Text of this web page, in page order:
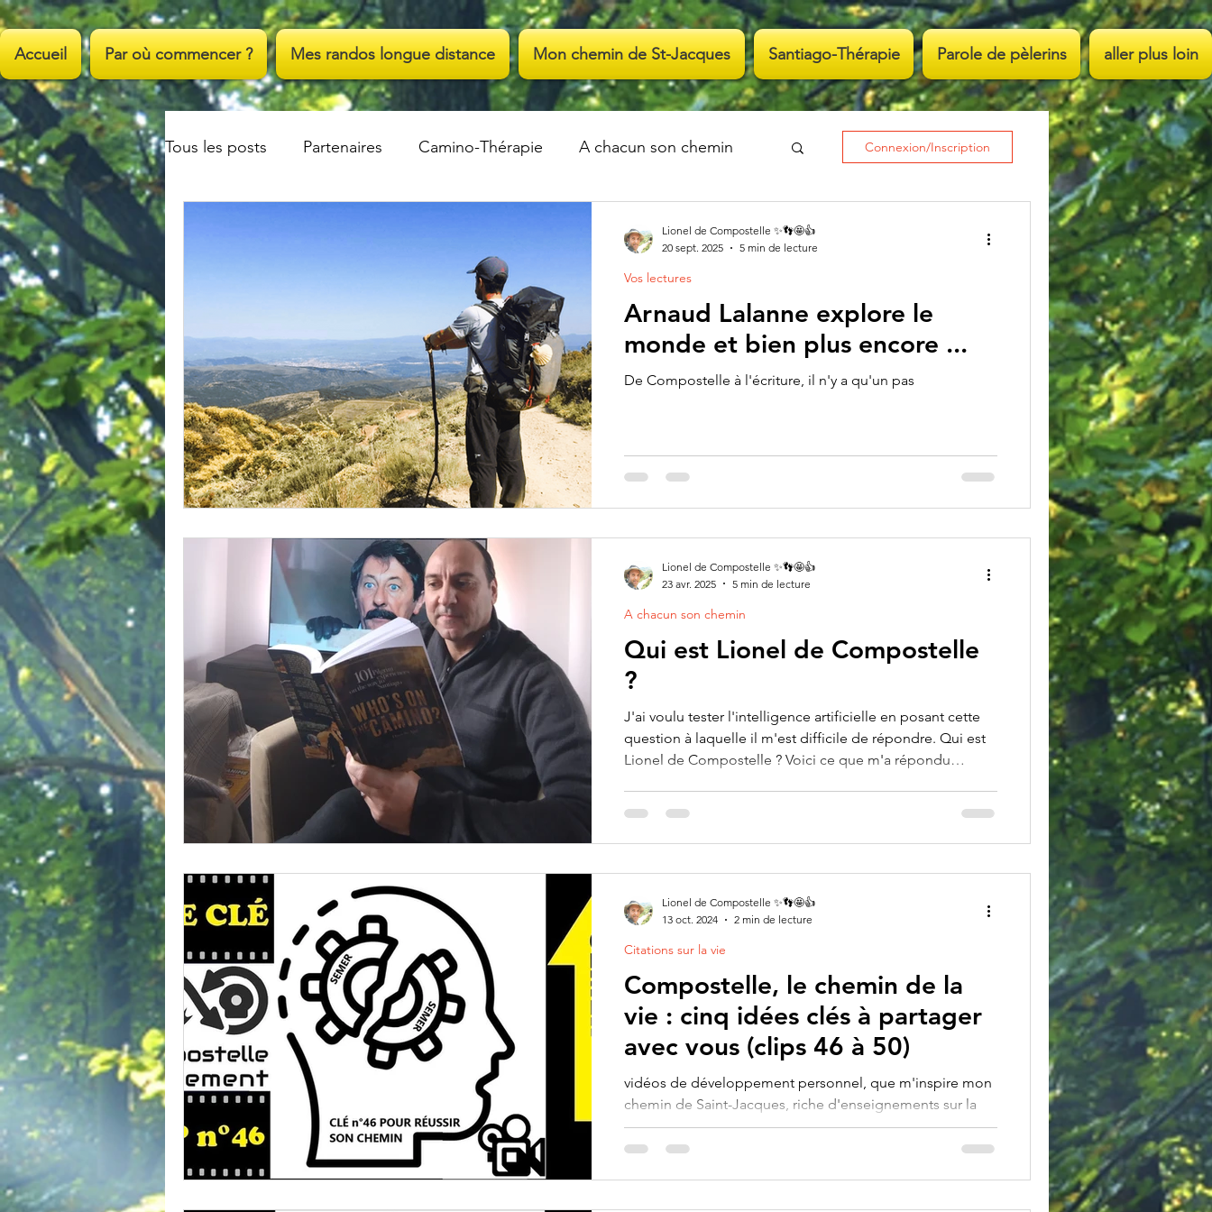
;
Accueil Par où commencer ? Mes randos longue distance Mon chemin de St-Jacques Santiago-Thérapie Parole de pèlerins aller plus loin
Tous les posts Partenaires Camino-Thérapie A chacun son chemin Connexion/Inscription
Arnaud Lalanne explore le
monde et bien plus encore ...
De Compostelle à l'écriture, il n'y a qu'un pas
Vos lectures
Lionel de Compostelle ✨👣🤩👍
20 sept. 2025
5 min de lecture
Qui est Lionel de Compostelle
?
J'ai voulu tester l'intelligence artificielle en posant cette
question à laquelle il m'est difficile de répondre. Qui est
Lionel de Compostelle ? Voici ce que m'a répondu
A chacun son chemin
Lionel de Compostelle ✨👣🤩👍
23 avr. 2025
5 min de lecture
Compostelle, le chemin de la
vie : cinq idées clés à partager
avec vous (clips 46 à 50)
vidéos de développement personnel, que m'inspire mon
chemin de Saint-Jacques, riche d'enseignements sur la
vie, sur moi-même et les autres
Citations sur la vie
Lionel de Compostelle ✨👣🤩👍
13 oct. 2024
2 min de lecture